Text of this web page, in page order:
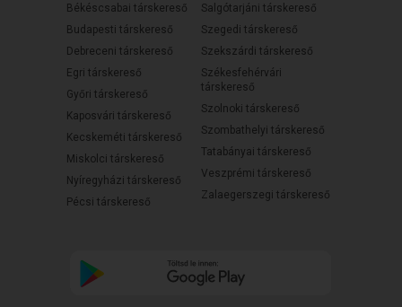
Békéscsabai társkereső
Budapesti társkereső
Debreceni társkereső
Egri társkereső
Győri társkereső
Kaposvári társkereső
Kecskeméti társkereső
Miskolci társkereső
Nyíregyházi társkereső
Pécsi társkereső
Salgótarjáni társkereső
Szegedi társkereső
Szekszárdi társkereső
Székesfehérvári
társkereső
Szolnoki társkereső
Szombathelyi társkereső
Tatabányai társkereső
Veszprémi társkereső
Zalaegerszegi társkereső